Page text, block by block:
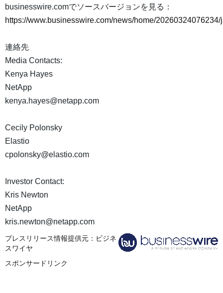
businesswire.comでソースバージョンを見る：
https://www.businesswire.com/news/home/20260324076234/
連絡先
Media Contacts:
Kenya Hayes
NetApp
kenya.hayes@netapp.com
Cecily Polonsky
Elastio
cpolonsky@elastio.com
Investor Contact:
Kris Newton
NetApp
kris.newton@netapp.com
プレスリリース情報提供元： ビジネ
スワイヤ
スポンサードリンク